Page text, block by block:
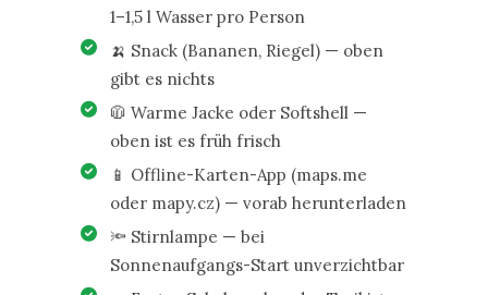
1–1,5 l Wasser pro Person
🍌 Snack (Bananen, Riegel) — oben
gibt es nichts
🧥 Warme Jacke oder Softshell —
oben ist es früh frisch
📱 Offline-Karten-App (maps.me
oder mapy.cz) — vorab herunterladen
🔦 Stirnlampe — bei
Sonnenaufgangs-Start unverzichtbar